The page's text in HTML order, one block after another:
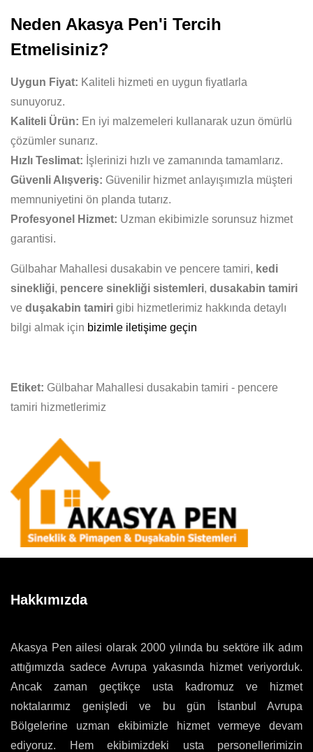
Neden Akasya Pen'i Tercih
Etmelisiniz?
Uygun Fiyat: Kaliteli hizmeti en uygun fiyatlarla
sunuyoruz.
Kaliteli Ürün: En iyi malzemeleri kullanarak uzun ömürlü
çözümler sunarız.
Hızlı Teslimat: İşlerinizi hızlı ve zamanında tamamlarız.
Güvenli Alışveriş: Güvenilir hizmet anlayışımızla müşteri
memnuniyetini ön planda tutarız.
Profesyonel Hizmet: Uzman ekibimizle sorunsuz hizmet
garantisi.
Gülbahar Mahallesi dusakabin ve pencere tamiri, kedi
sinekliği, pencere sinekliği sistemleri, dusakabin tamiri
ve duşakabin tamiri gibi hizmetlerimiz hakkında detaylı
bilgi almak için bizimle iletişime geçin
Etiket: Gülbahar Mahallesi dusakabin tamiri - pencere
tamiri hizmetlerimiz
Hakkımızda
Akasya Pen ailesi olarak 2000 yılında bu sektöre ilk adım
attığımızda sadece Avrupa yakasında hizmet veriyorduk.
Ancak zaman geçtikçe usta kadromuz ve hizmet
noktalarımız genişledi ve bu gün İstanbul Avrupa
Bölgelerine uzman ekibimizle hizmet vermeye devam
ediyoruz. Hem ekibimizdeki usta personellerimizin